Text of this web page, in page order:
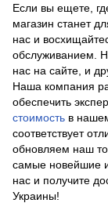
Если вы ещете,
магазин станет
нас и
обслуживанием.
нас на сайте, и
Наша компания
обеспечить
стоимость в
соответствует
обновляем наш
самые новейшие
нас и получите
Украины!